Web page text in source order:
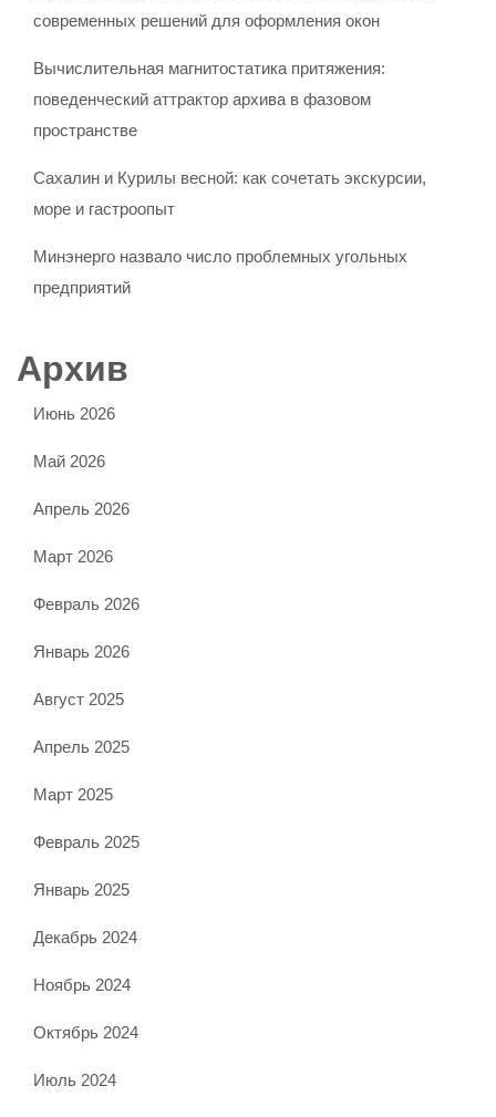
современных решений для оформления окон
Вычислительная магнитостатика притяжения:
поведенческий аттрактор архива в фазовом
пространстве
Сахалин и Курилы весной: как сочетать экскурсии,
море и гастроопыт
Минэнерго назвало число проблемных угольных
предприятий
Архив
Июнь 2026
Май 2026
Апрель 2026
Март 2026
Февраль 2026
Январь 2026
Август 2025
Апрель 2025
Март 2025
Февраль 2025
Январь 2025
Декабрь 2024
Ноябрь 2024
Октябрь 2024
Июль 2024